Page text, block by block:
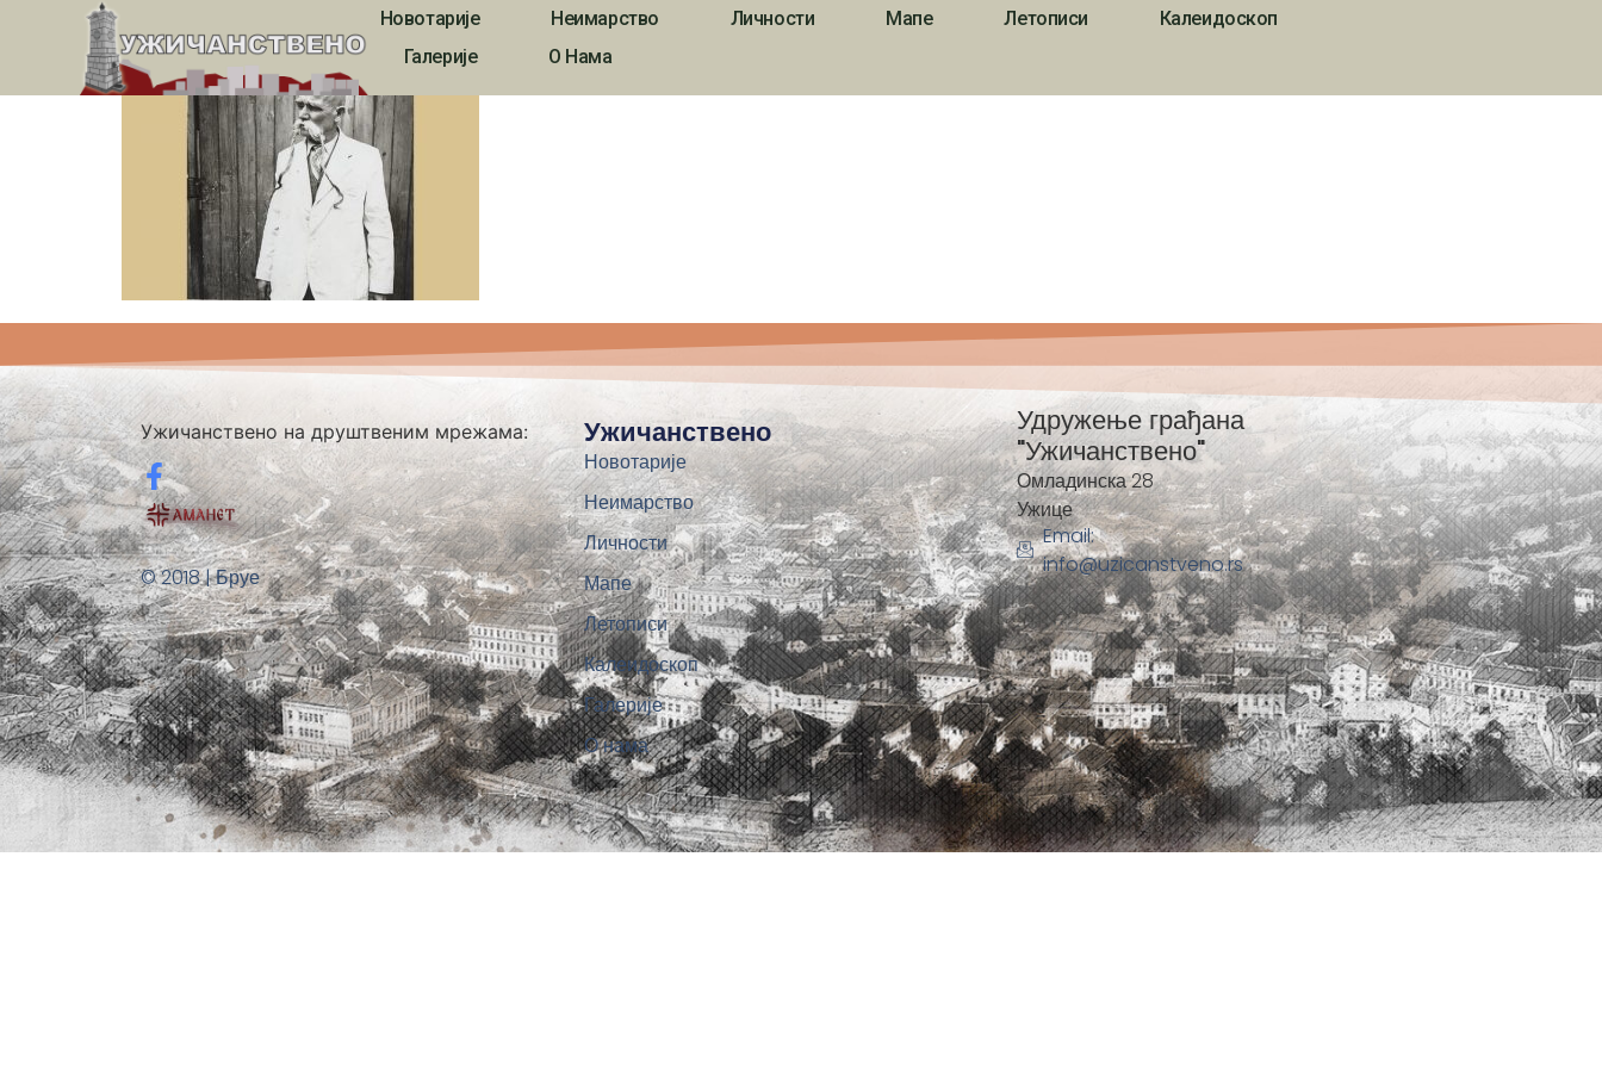
Новотарије Неимарство Личности Мапе Летописи
Калеидоскоп
Галерије
О Нама
1039
Ужичанствено на друштвеним мрежама:
© 2018 | Бруе
Ужичанствено
Новотарије
Неимарство
Личности
Мапе
Летописи
Калеидоскоп
Галерије
О нама
Удружење грађана
"Ужичанствено"
Омладинска 28
Ужице
Email:
info@uzicanstveno.rs